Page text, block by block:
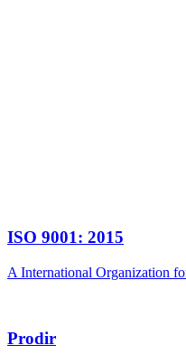
ISO 9001: 2015
A International Organization
Prodir